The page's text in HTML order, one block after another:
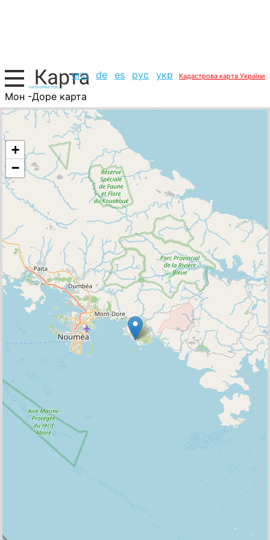
eng de es рус укр Кадастрова карта України
Мон -Доре карта
Нова Каледонія, список міст
+
−